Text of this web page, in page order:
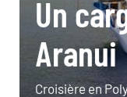
Un
Aranui
Croisière en